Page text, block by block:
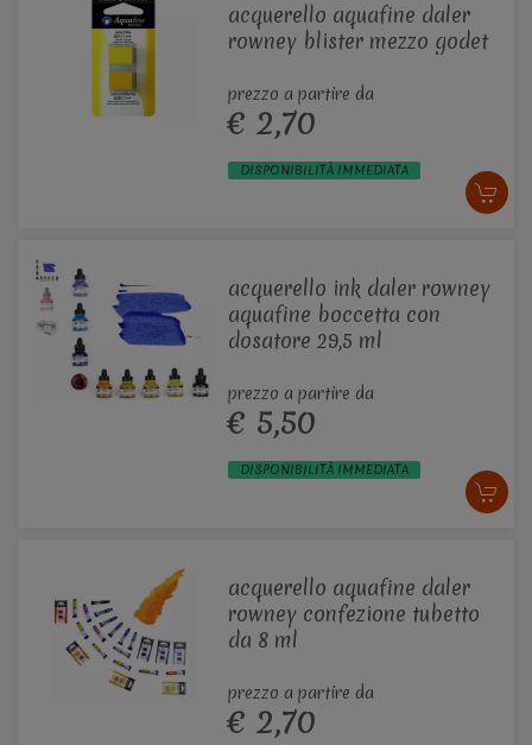
acquerello aquafine daler
rowney blister mezzo godet
prezzo a partire da
€ 2,70
DISPONIBILITÀ IMMEDIATA
acquerello ink daler rowney
aquafine boccetta con
dosatore 29,5 ml
prezzo a partire da
€ 5,50
DISPONIBILITÀ IMMEDIATA
acquerello aquafine daler
rowney confezione tubetto
da 8 ml
prezzo a partire da
€ 2,70